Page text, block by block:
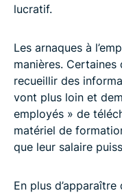
lucratif.
Les arnaques à
manières. Certaines
recueillir des
vont plus loin et
employés » de
matériel de
que leur salaire
En plus